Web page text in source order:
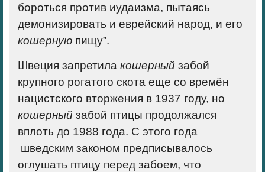
бороться против иудаизма, пытаясь
демонизировать и еврейский народ, и его
кошерную пищу”.
Швеция запретила кошерный забой
крупного рогатого скота еще со времён
нацистского вторжения в 1937 году, но
кошерный забой птицы продолжался
вплоть до 1988 года. С этого года
шведским законом предписывалось
оглушать птицу перед забоем, что